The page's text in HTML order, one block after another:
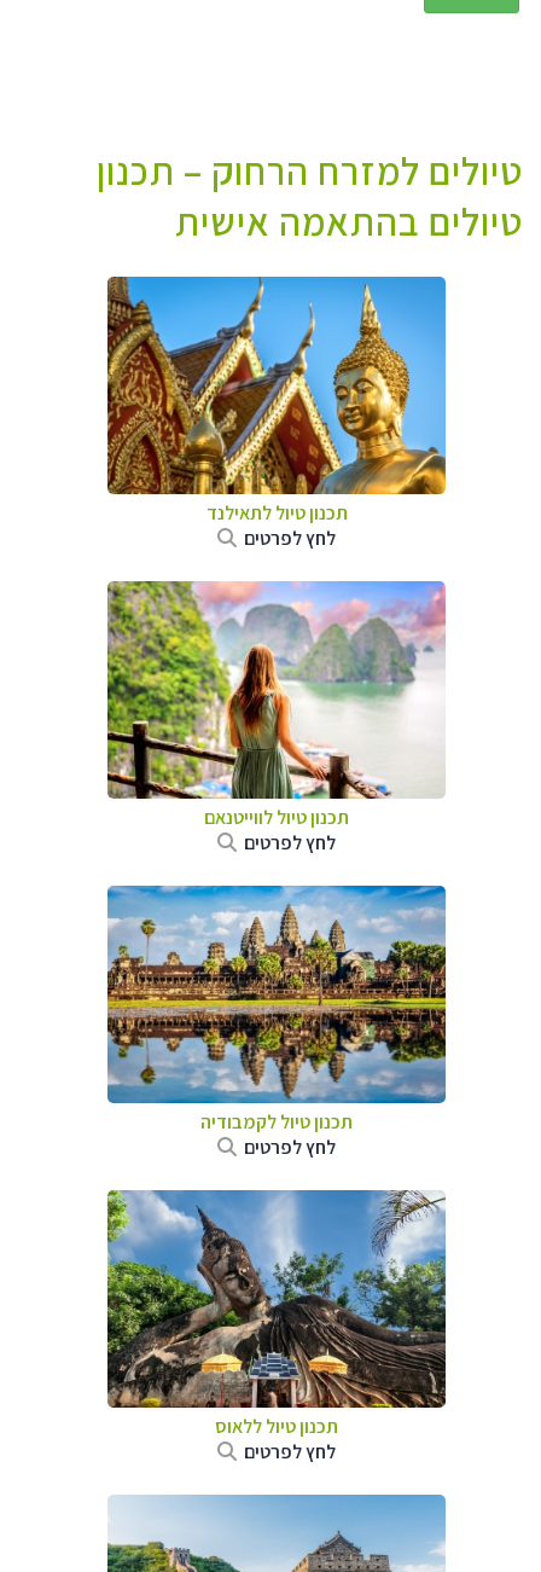
טיולים למזרח הרחוק – תכנון
טיולים בהתאמה אישית
תכנון טיול לתאילנד
לחץ לפרטים
תכנון טיול לווייטנאם
לחץ לפרטים
תכנון טיוללקמבודיה
לחץ לפרטים
תכנון טיולללאוס
לחץ לפרטים